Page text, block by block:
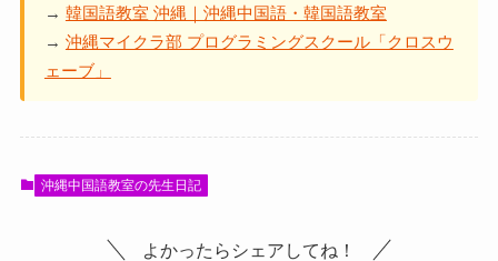
→ 韓国語教室 沖縄｜沖縄中国語・韓国語教室
→ 沖縄マイクラ部 プログラミングスクール「クロスウ
ェーブ」
沖縄中国語教室の先生日記
よかったらシェアしてね！